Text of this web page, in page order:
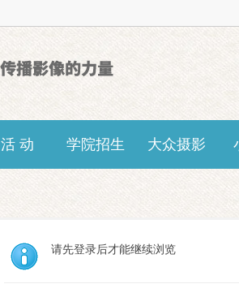
活 动 学院招生 大众摄影
请先登录后才能继续浏览